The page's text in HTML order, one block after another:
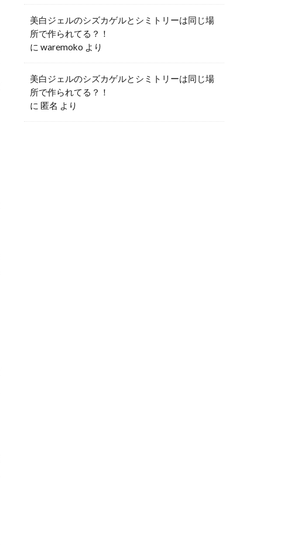
美白ジェルのシズカゲルとシミトリーは同じ場
所で作られてる？！
に waremoko より
美白ジェルのシズカゲルとシミトリーは同じ場
所で作られてる？！
に 匿名 より